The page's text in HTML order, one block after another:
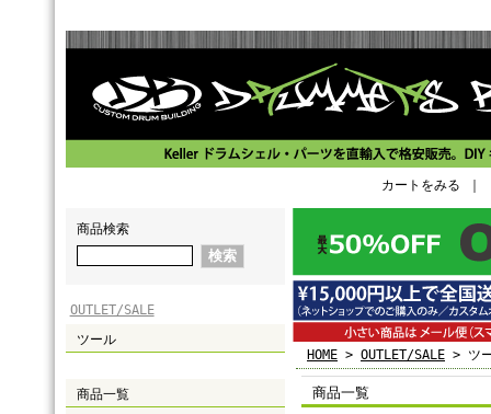
カートをみる
商品検索
OUTLET/SALE
ツール
商品一覧
HOME > OUTLET/SALE > ツ
商品一覧